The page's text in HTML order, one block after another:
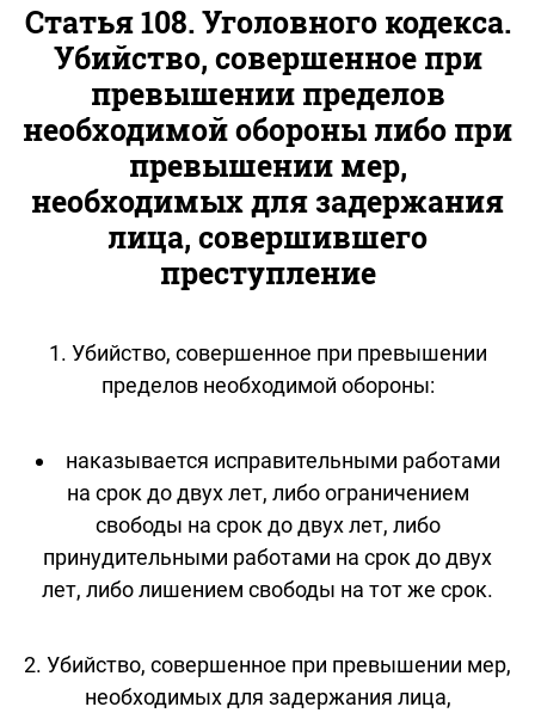
Статья 108. Уголовного кодекса.
Убийство, совершенное при
превышении пределов
необходимой обороны либо при
превышении мер,
необходимых для задержания
лица, совершившего
преступление
1. Убийство, совершенное при превышении
пределов необходимой обороны:
наказывается исправительными работами
на срок до двух лет, либо ограничением
свободы на срок до двух лет, либо
принудительными работами на срок до двух
лет, либо лишением свободы на тот же срок.
2. Убийство, совершенное при превышении мер,
необходимых для задержания лица,